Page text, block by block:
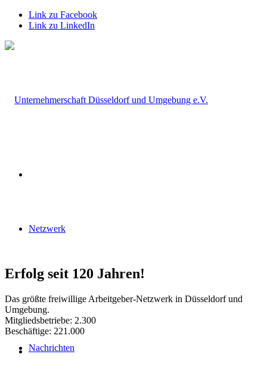
Link zu Facebook
Link zu LinkedIn
Netzwerk
Nachrichten
Erfolg seit 120 Jahren!
Das größte freiwillige Arbeitgeber-Netzwerk in Düsseldorf und
Umgebung.
Mitgliedsbetriebe: 2.300
Beschäftige: 221.000